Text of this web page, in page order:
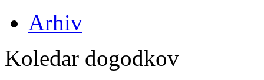
Arhiv
Koledar dogodkov